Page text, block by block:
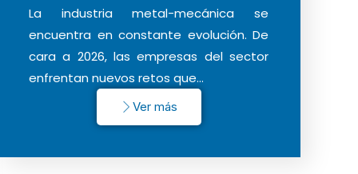
La industria metal-mecánica se
encuentra en constante evolución. De
cara a 2026, las empresas del sector
enfrentan nuevos retos que…
Ver más